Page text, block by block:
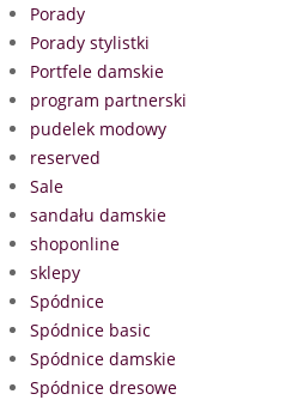
Porady
Porady stylistki
Portfele damskie
program partnerski
pudelek modowy
reserved
Sale
sandału damskie
shoponline
sklepy
Spódnice
Spódnice basic
Spódnice damskie
Spódnice dresowe